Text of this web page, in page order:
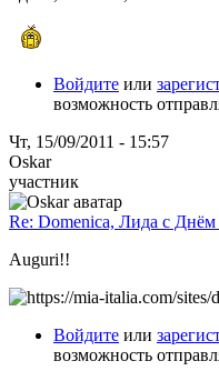
Войдите или
возможность
Чт, 15/09/2011 - 15:57
Oskar
участник
Re: Domenica, Лида с
Auguri!!
Войдите или
возможность